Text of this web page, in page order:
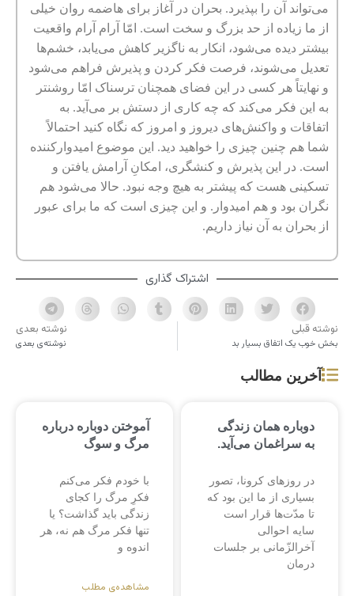
می‌تواند آن را بپذیرد. بحران در آغاز برای‌ هاضمه روان خیلی
از ما زیاده از حد بزرگ و سخت است. امّا آرام آرام واقعیت
بیشتر دیده می‌شود، انکار به ناگزیر کاهش می‌یابد، خشم‌ها
تعدیل می‌شوند، فرصت فکر کردن و پذیرش فراهم می‌شود
و نهایتاً هر کسی در این فضای همچنان ترسناک امّا روشنتر
به این فکر می‌کند که چه کاری از دستش بر می‌آید. به
اتفاقات و واکنش‌های دیروز و امروز که نگاه کنید احتمالاً
شما هم چنین چیزی را خواهید دید. این موضوع امیدوارکننده
است. در این پذیرش و کنشگری، امکانِ آرامش یافتن و
تسکینی هست که پیشتر به هیچ وجه نبود. حالا می‌شود هم
نگران بود و هم امیدوار. و این چیزی است که ما برای عبور
از بحران به آن نیاز داریم.
اشتراک گذاری
نوشته قبلی
بخش خوب یک اتفاق بسیار بد
نوشته بعدی
نوشته‌ی بعدی
آخرین مطالب
دوباره همان زندگی
به سراغمان می‌آید.
در روزهای کرونا، تصور
بسیاری از ما این بود که
تا مدّت‌ها قرار است
سایه احوالی
آخرالزّمانی بر جلسات
درمان
آموختن دوباره درباره
مرگ و سوگ
با خودم فکر می‌کنم
فکرِ مرگ را کجای
زندگی باید گذاشت؟ یا
تنها فکر مرگ هم نه، هر
اندوه و
مشاهده‌ی مطلب